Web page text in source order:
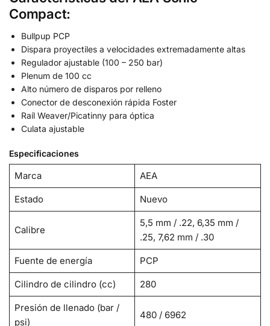
Compact:
Bullpup PCP
Dispara proyectiles a velocidades extremadamente altas
Regulador ajustable (100 – 250 bar)
Plenum de 100 cc
Alto número de disparos por relleno
Conector de desconexión rápida Foster
Raíl Weaver/Picatinny para óptica
Culata ajustable
Especificaciones
Marca AEA
Estado Nuevo
Calibre
5,5 mm / .22, 6,35 mm /
.25, 7,62 mm / .30
Fuente de energía PCP
Cilindro de cilindro (cc) 280
Presión de llenado (bar /
psi)
480 / 6962